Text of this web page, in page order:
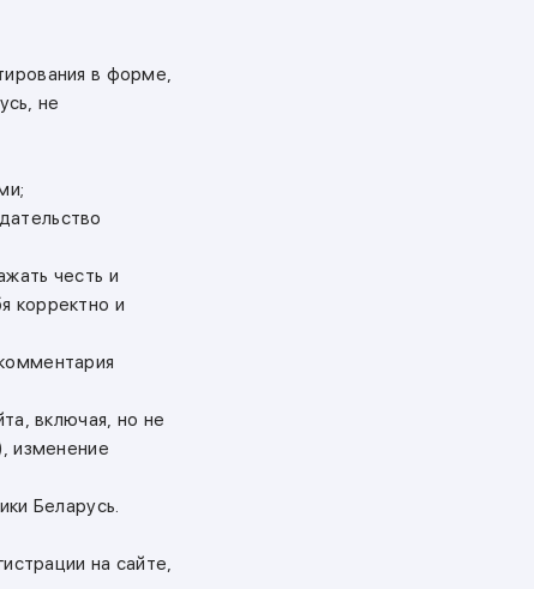
в форме,
не
честь и
корректно и
включая, но не
изменение
Беларусь.
на сайте,